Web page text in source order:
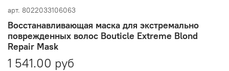
арт. 8022033106063
Восстанавливающая маска для экстремально
поврежденных волос Bouticle Extreme Blond
Repair Mask
1 541.00 руб